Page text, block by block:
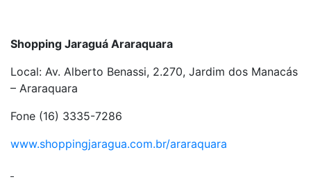
Shopping Jaraguá Araraquara
Local: Av. Alberto Benassi, 2.270, Jardim dos Manacás
– Araraquara
Fone (16) 3335-7286
www.shoppingjaragua.com.br/araraquara